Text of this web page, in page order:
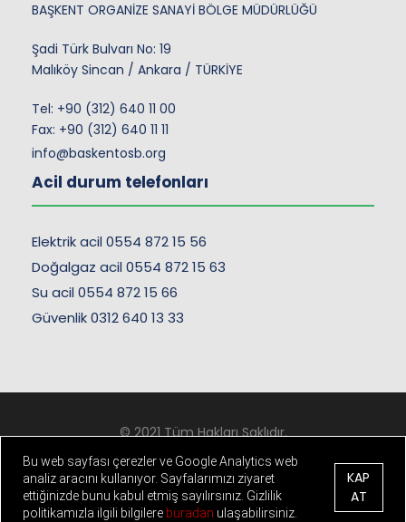
BAŞKENT ORGANİZE SANAYİ BÖLGE MÜDÜRLÜĞÜ
Şadi Türk Bulvarı No: 19
Malıköy Sincan / Ankara / TÜRKİYE
Tel: +90 (312) 640 11 00
Fax: +90 (312) 640 11 11
info@baskentosb.org
Acil durum telefonları
Elektrik acil 0554 872 15 56
Doğalgaz acil 0554 872 15 63
Su acil 0554 872 15 66
Güvenlik 0312 640 13 33
© 2021 Tüm Hakları Saklıdır.
Kişisel Verilerin Korunması
- Çerez ve Gizlilik Politikası
"
Bu web sayfası çerezler ve Google Analytics web
analiz aracını kullanıyor. Sayfalarımızı ziyaret
ettiğinizde bunu kabul etmiş sayılırsınız. Gizlilik
politikamızla ilgili bilgilere buradan ulaşabilirsiniz.
KAP
AT